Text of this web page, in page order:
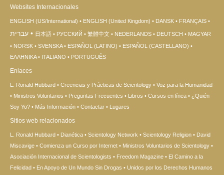
Websites Internacionales
ENGLISH (US/International) ENGLISH (United Kingdom) DANSK FRANÇAIS
עברית 日本語 РУССКИЙ 繁體中文 NEDERLANDS DEUTSCH
MAGYAR
NORSK
SVENSKA ESPAÑOL (LATINO)
ESPAÑOL (CASTELLANO)
ΕΛΛΗΝΙΚA
ITALIANO PORTUGUÊS
Enlaces
L. Ronald Hubbard Creencias y Prácticas de Scientology
Voz para la Humanidad
Ministros Voluntarios
Preguntas Frecuentes Libros Cursos en línea
¿Quién
Soy Yo?
Más Información Contactar Lugares
Sitios web relacionados
L. Ronald Hubbard Dianética Scientology Network Scientology Religion
David
Miscavige
Comienza un Curso por Internet
Ministros Voluntarios de Scientology
Asociación Internacional de Scientologists
Freedom Magazine
El Camino a la
Felicidad
En Apoyo de Un Mundo Sin Drogas Unidos por los Derechos Humanos